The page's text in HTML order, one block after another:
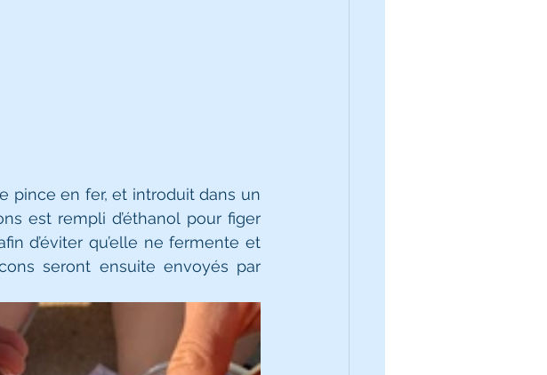
pince en fer, et introduit dans un
est rempli d’éthanol pour figer
d’éviter qu’elle ne fermente et
seront ensuite envoyés par